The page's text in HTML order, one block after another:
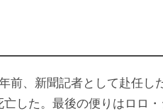
前、新聞記者として赴任し
した。最後の便りはロロ